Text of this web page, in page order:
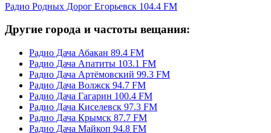
Радио Родных Дорог Егорьевск 104.4 FM
Другие города и частоты вещания:
Радио Дача Абакан 89.4 FM
Радио Дача Апатиты 103.1 FM
Радио Дача Артёмовский 99.3 FM
Радио Дача Волжск 94.7 FM
Радио Дача Гагарин 100.4 FM
Радио Дача Киселевск 97.3 FM
Радио Дача Крымск 87.7 FM
Радио Дача Майкоп 94.8 FM